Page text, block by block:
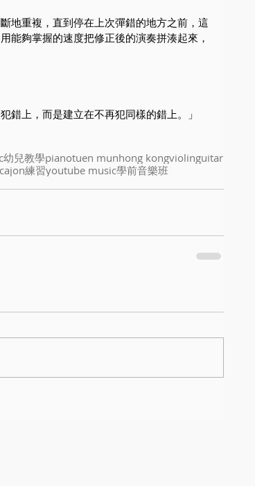
地重複，直到停在上次彈錯的地方之前，這
能夠掌握的速度把修正後的演奏拼湊起來，
錯上，而是建立在不再犯同樣的錯上。」
幼兒教學pianotuen munhong kongviolinguitar
cajon練習youtube music學前音樂班